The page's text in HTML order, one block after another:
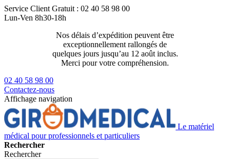
Service Client Gratuit : 02 40 58 98 00
Lun-Ven 8h30-18h
Nos délais d’expédition peuvent être
exceptionnellement rallongés de
quelques jours jusqu’au 12 août inclus.
Merci pour votre compréhension.
02 40 58 98 00
Contactez-nous
Affichage navigation
Le matériel
médical pour professionnels et particuliers
Rechercher
Rechercher